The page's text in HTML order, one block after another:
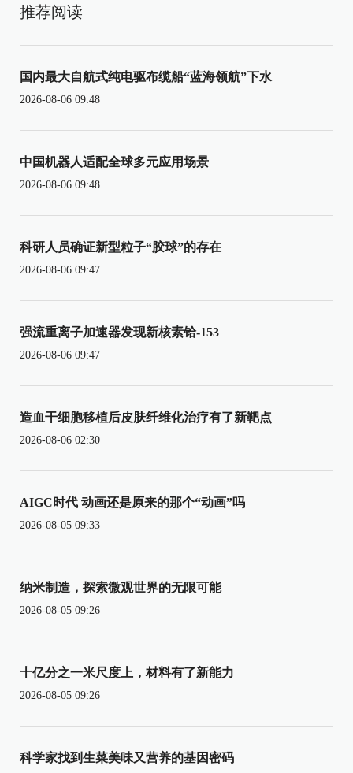
推荐阅读
国内最大自航式纯电驱布缆船“蓝海领航”下水
2026-08-06 09:48
中国机器人适配全球多元应用场景
2026-08-06 09:48
科研人员确证新型粒子“胶球”的存在
2026-08-06 09:47
强流重离子加速器发现新核素铪-153
2026-08-06 09:47
造血干细胞移植后皮肤纤维化治疗有了新靶点
2026-08-06 02:30
AIGC时代 动画还是原来的那个“动画”吗
2026-08-05 09:33
纳米制造，探索微观世界的无限可能
2026-08-05 09:26
十亿分之一米尺度上，材料有了新能力
2026-08-05 09:26
科学家找到生菜美味又营养的基因密码